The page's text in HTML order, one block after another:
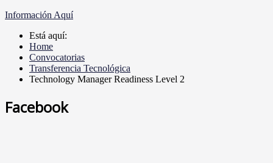
Información Aquí
Está aquí:
Home
Convocatorias
Transferencia Tecnológica
Technology Manager Readiness Level 2
Facebook